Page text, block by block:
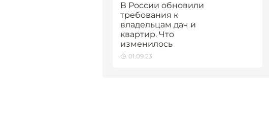
В России обновили
требования к
владельцам дач и
квартир. Что
изменилось
01.09.23